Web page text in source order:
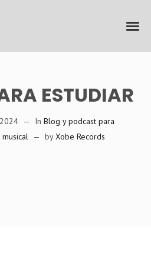
ESTUDIAR
In Blog y podcast para
byXobe Records